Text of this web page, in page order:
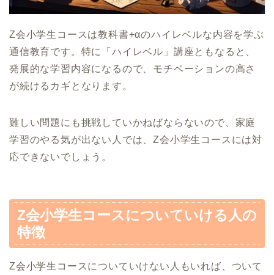
Z会小学生コースは教科書+αのハイレベルな内容を学ぶ
通信教育です。特に「ハイレベル」講座ともなると、
発展的な学習内容になるので、モチベーションの高さ
が続けるカギとなります。
難しい問題にも挑戦していかねばならないので、家庭
学習のやる気が出ない人では、Z会小学生コースには対
応できないでしょう。
Z会小学生コースについていける人の
特徴
Z会小学生コースについていけない人もいれば、ついて